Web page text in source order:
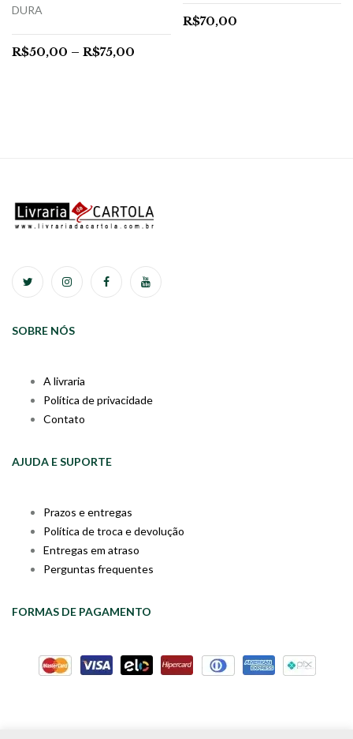
DURA
R$50,00 – R$75,00
R$70,00
SOBRE NÓS
A livraria
Política de privacidade
Contato
AJUDA E SUPORTE
Prazos e entregas
Política de troca e devolução
Entregas em atraso
Perguntas frequentes
FORMAS DE PAGAMENTO